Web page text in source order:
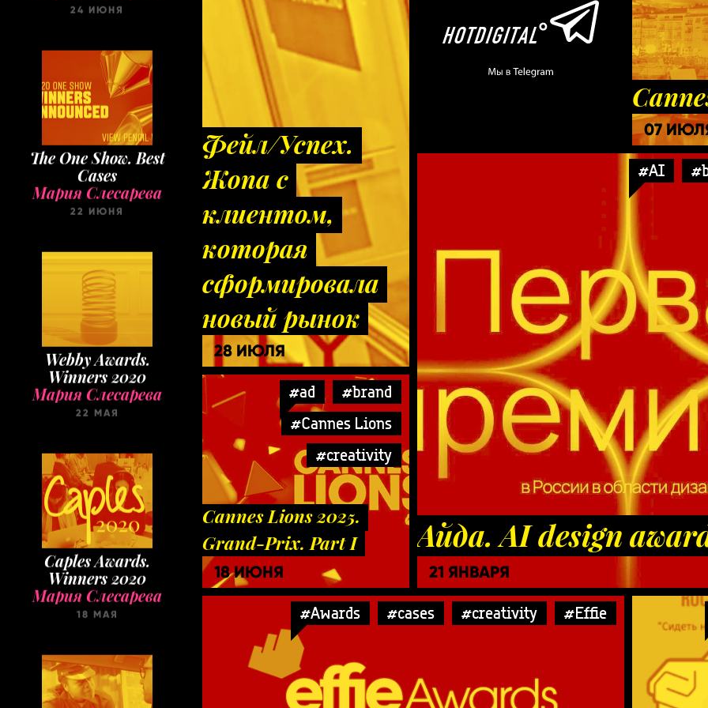
The One Show. Best
Cases
Мария Слесарева
22 ИЮНЯ
Webby Awards.
Winners 2020
Мария Слесарева
22 МАЯ
Caples Awards.
Winners 2020
Мария Слесарева
18 МАЯ
Фейл/Успех.
Жопа с
клиентом,
которая
сформировала
новый рынок
28 ИЮЛЯ
07
#AI
Айда. AI design
21 ЯНВАРЯ
#Awards #cases #creativity #Effie
#ad
#brand
#Cannes Lions
#creativity
Cannes Lions 2025.
Grand-Prix. Part I
18 ИЮНЯ